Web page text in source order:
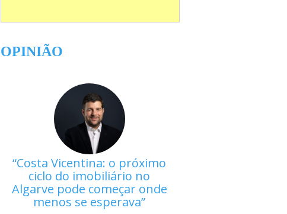
OPINIÃO
Costa Vicentina: o próximo
ciclo do imobiliário no
Algarve pode começar onde
menos se esperava